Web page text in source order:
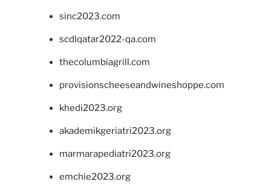
sinc2023.com
scdlqatar2022-qa.com
thecolumbiagrill.com
provisionscheeseandwineshoppe.com
khedi2023.org
akademikgeriatri2023.org
marmarapediatri2023.org
emchie2023.org